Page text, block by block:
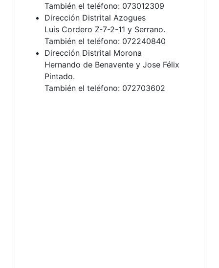
También el teléfono: 073012309
Dirección Distrital Azogues
Luis Cordero Z-7-2-11 y Serrano.
También el teléfono: 072240840
Dirección Distrital Morona
Hernando de Benavente y Jose Félix
Pintado.
También el teléfono: 072703602